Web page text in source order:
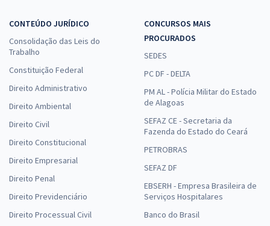
CONTEÚDO JURÍDICO
Consolidação das Leis do
Trabalho
Constituição Federal
Direito Administrativo
Direito Ambiental
Direito Civil
Direito Constitucional
Direito Empresarial
Direito Penal
Direito Previdenciário
Direito Processual Civil
CONCURSOS MAIS
PROCURADOS
SEDES
PC DF - DELTA
PM AL - Polícia Militar do Estado
de Alagoas
SEFAZ CE - Secretaria da
Fazenda do Estado do Ceará
PETROBRAS
SEFAZ DF
EBSERH - Empresa Brasileira de
Serviços Hospitalares
Banco do Brasil